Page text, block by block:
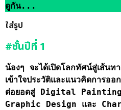
ดูกัน...
ใส่รูป
#ชั้นปีที่ 1
น้องๆ จะได้เปิดโลกทัศน์สู่เส้นท
เข้าใจประวัติและแนวคิดการ
ต่อยอดสู่ Digital Painting
Graphic Design และ